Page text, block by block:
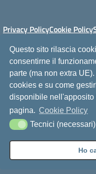
Questo sito rilascia
consentirne il
parte (ma non extra
cookies e su come
disponibile nell'apposito
pagina. Cookie Policy
Tecnici (necessari)
Ho
Privacy PolicyCookie Policy
Via Mons. A. Ficarra, 98066 -
21007 - PEO:
meis023001@pec.istruzione.it
Cod. Ministeriale:
Univoco Ufficio: UFIU3C